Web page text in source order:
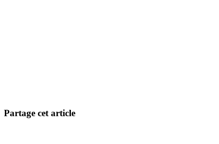
Partage cet article